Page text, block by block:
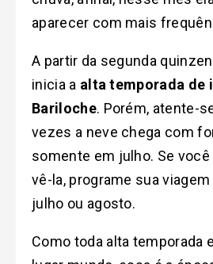
aparecer com mais
A partir da segunda
inicia a alta temporada de
Bariloche. Porém, atente-
vezes a neve chega com
somente em julho. Se
vê-la, programe sua
julho ou agosto.
Como toda alta temporada